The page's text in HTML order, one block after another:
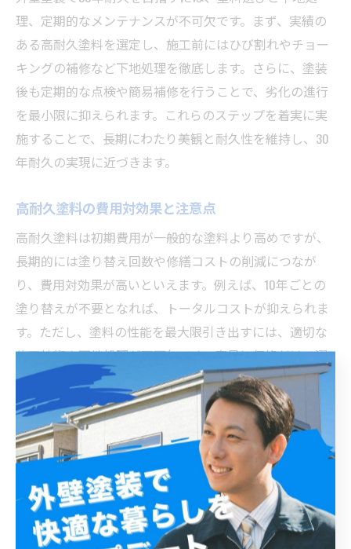
理、定期的なメンテナンスが不可欠です。まず、実績の
ある高耐久塗料を選定し、施工前にはひび割れやチョー
キングの補修など下地処理を徹底します。さらに、塗装
後も定期的な点検や簡易補修を行うことで、劣化の進行
を最小限に抑えられます。これらのステップを着実に実
施することで、長期にわたり美観と耐久性を維持し、30
年耐久の実現に近づきます。
高耐久塗料の費用対効果と注意点
高耐久塗料は初期費用が一般的な塗料より高めですが、
長期的には塗り替え回数や修繕コストの削減につなが
り、費用対効果が高いといえます。例えば、10年ごとの
塗り替えが不要となれば、トータルコストが抑えられま
す。ただし、塗料の性能を最大限引き出すには、適切な
施工技術や下地処理が不可欠です。安易に価格だけで選
ばず、施工業者の実績やアフターフォロー体制も重視す
ることが大切です。
外壁塗装の耐用年数を左右するメンテナンス方法
外壁塗装の耐用年数を左右するのは、定期的なメンテナ
ンスの有無です。具体的な方法として、年1回の目視点
検、ひび割れや剥がれの早期補修、防カビ・防藻剤の追